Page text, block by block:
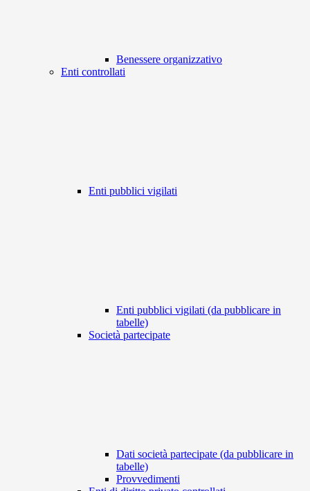
Benessere organizzativo
Enti controllati
Enti pubblici vigilati
Enti pubblici vigilati (da pubblicare in
tabelle)
Società partecipate
Dati società partecipate (da pubblicare in
tabelle)
Provvedimenti